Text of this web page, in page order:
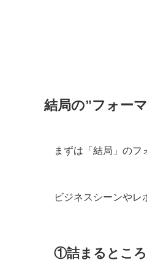
結局の”フォー
まずは「結局」のフ
ビジネスシーンやレ
①詰まるところ